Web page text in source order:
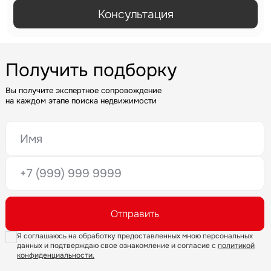
Консультация
Получить подборку
Вы получите экспертное сопровождение
на каждом этапе поиска недвижимости
Это обязательное поле
Это обязательное поле
Отправить
Я соглашаюсь на обработку предоставленных мною персональных
данных и подтверждаю свое ознакомление и согласие сполитикой
конфиденциальности.
Задайте свой вопрос
Предложение
Жалоба